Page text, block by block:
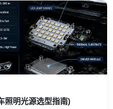
照明光源选型指南)